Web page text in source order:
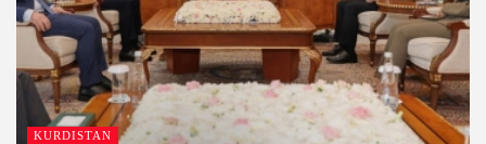
KURDISTAN